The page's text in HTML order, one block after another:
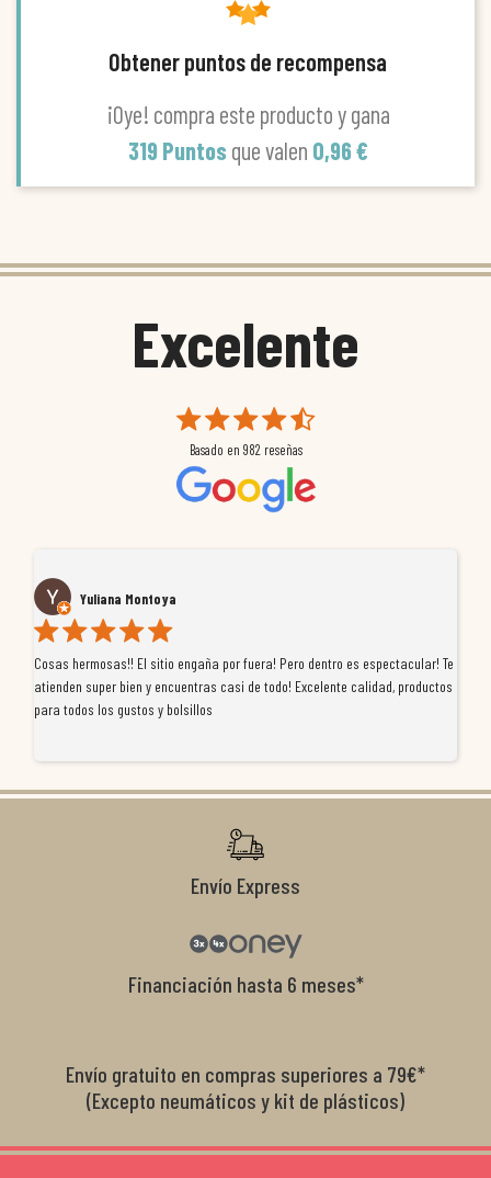
Obtener puntos de recompensa
¡Oye! compra este producto y gana
319 Puntos que valen 0,96 €
Excelente
Basado en 982 reseñas
Yuliana Montoya
Cosas hermosas!! El sitio engaña por fuera! Pero dentro es espectacular! Te
atienden super bien y encuentras casi de todo! Excelente calidad, productos
para todos los gustos y bolsillos
Envío Express
Financiación hasta 6 meses*
Envío gratuito en compras superiores a 79€*
(Excepto neumáticos y kit de plásticos)